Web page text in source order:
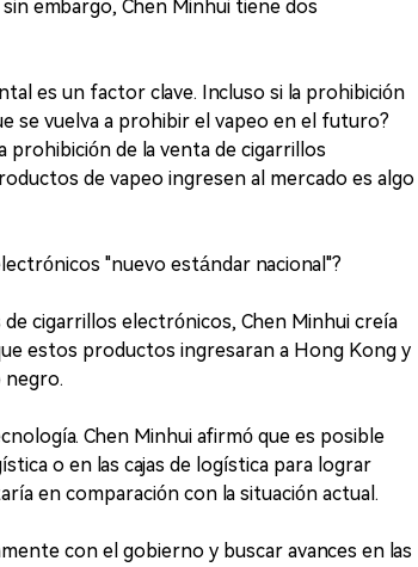
embargo, Chen Minhui tiene dos
es un factor clave. Incluso si la prohibición
se vuelva a prohibir el vapeo en el futuro?
de la venta de cigarrillos
de vapeo ingresen al mercado es algo
"nuevo estándar nacional"?
cigarrillos electrónicos, Chen Minhui creía
estos productos ingresaran a Hong Kong y
negro.
Chen Minhui afirmó que es posible
o en las cajas de logística para lograr
en comparación con la situación actual.
con el gobierno y buscar avances en las